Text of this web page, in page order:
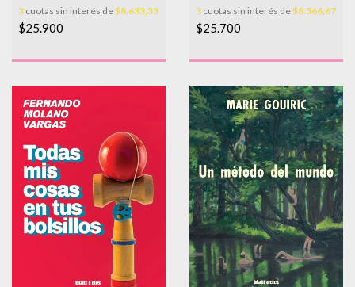
3 cuotas sin interés de$8.633,33
$25.900
3 cuotas sin interés de$8.566,67
$25.700